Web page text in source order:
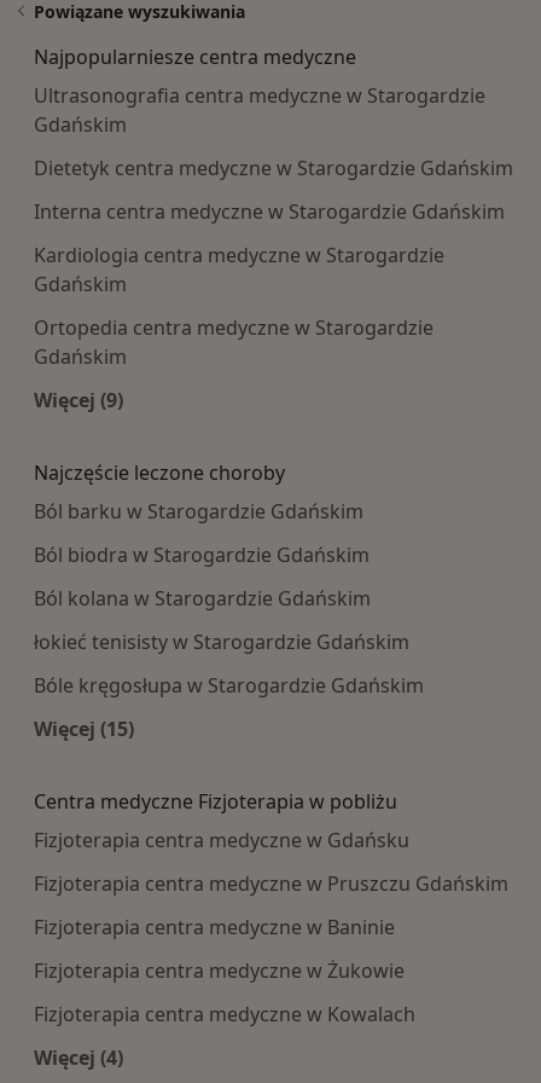
Powiązane wyszukiwania
Najpopularniesze centra medyczne
Ultrasonografia centra medyczne w Starogardzie
Gdańskim
Dietetyk centra medyczne w Starogardzie Gdańskim
Interna centra medyczne w Starogardzie Gdańskim
Kardiologia centra medyczne w Starogardzie
Gdańskim
Ortopedia centra medyczne w Starogardzie
Gdańskim
Więcej (9)
Najczęście leczone choroby
Ból barku w Starogardzie Gdańskim
Ból biodra w Starogardzie Gdańskim
Ból kolana w Starogardzie Gdańskim
łokieć tenisisty w Starogardzie Gdańskim
Bóle kręgosłupa w Starogardzie Gdańskim
Więcej (15)
Centra medyczne Fizjoterapia w pobliżu
Fizjoterapia centra medyczne w Gdańsku
Fizjoterapia centra medyczne w Pruszczu Gdańskim
Fizjoterapia centra medyczne w Baninie
Fizjoterapia centra medyczne w Żukowie
Fizjoterapia centra medyczne w Kowalach
Więcej (4)